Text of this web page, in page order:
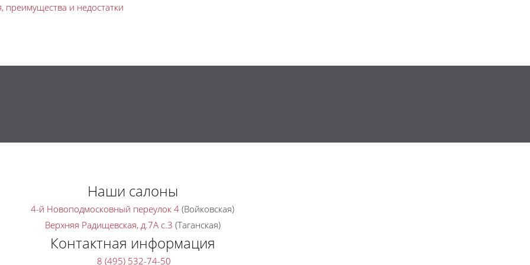
преимущества и недостатки
Наши салоны
4-й Новоподмосковный переулок 4 (Войковская)
Верхняя Радищевская, д.7A с.3 (Таганская)
Контактная информация
8 (495) 532-74-50